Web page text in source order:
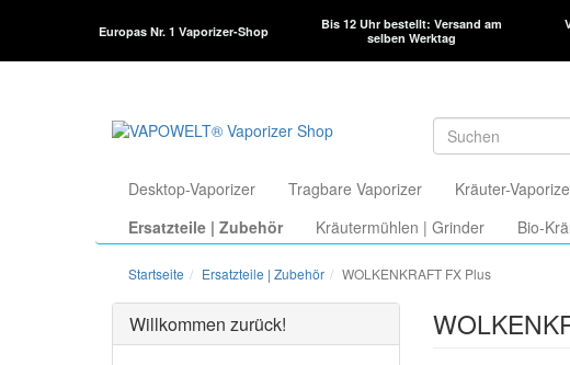
Europas Nr. 1 Vaporizer-Shop
Bis 12 Uhr bestellt: Versand am
selben Werktag
Desktop-Vaporizer Tragbare Vaporizer Kräuter-
Ersatzteile | Zubehör
Kräutermühlen | Grinder Bio-
Startseite Ersatzteile | Zubehör WOLKENKRAFT FX Plus
Willkommen zurück!